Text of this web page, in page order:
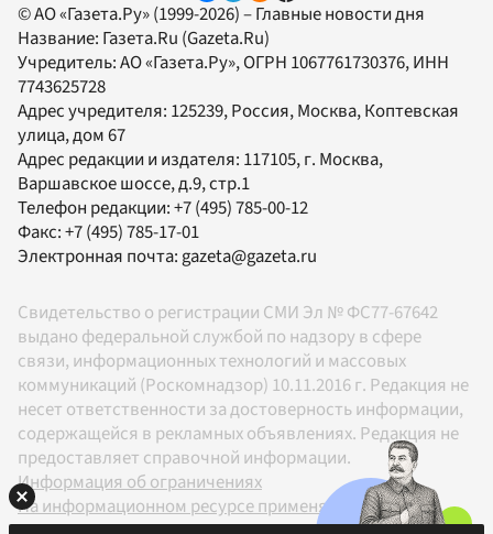
© АО «Газета.Ру» (1999-2026) – Главные новости дня
Название: Газета.Ru (Gazeta.Ru)
Учредитель:АО «Газета.Ру», ОГРН 1067761730376, ИНН
7743625728
Адрес учредителя: 125239, Россия, Москва, Коптевская
улица, дом 67
Адрес редакции и издателя: 117105, г. Москва,
Варшавское шоссе, д.9, стр.1
Телефон редакции:+7 (495) 785-00-12
Факс:+7 (495) 785-17-01
Электронная почта:gazeta@gazeta.ru
Свидетельство о регистрации СМИ Эл № ФС77-67642
выдано федеральной службой по надзору в сфере
связи, информационных технологий и массовых
коммуникаций (Роскомнадзор) 10.11.2016 г. Редакция не
несет ответственности за достоверность информации,
содержащейся в рекламных объявлениях. Редакция не
предоставляет справочной информации.
Информация об ограничениях
На информационном ресурсе применяются